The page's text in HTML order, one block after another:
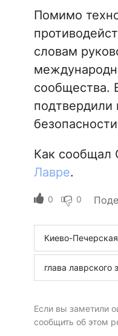
Помимо
словам
сообщества.
подтвердили
Как
Лавре.
0 0
Киево-
глава
Если вы заметили
сообщить об этом